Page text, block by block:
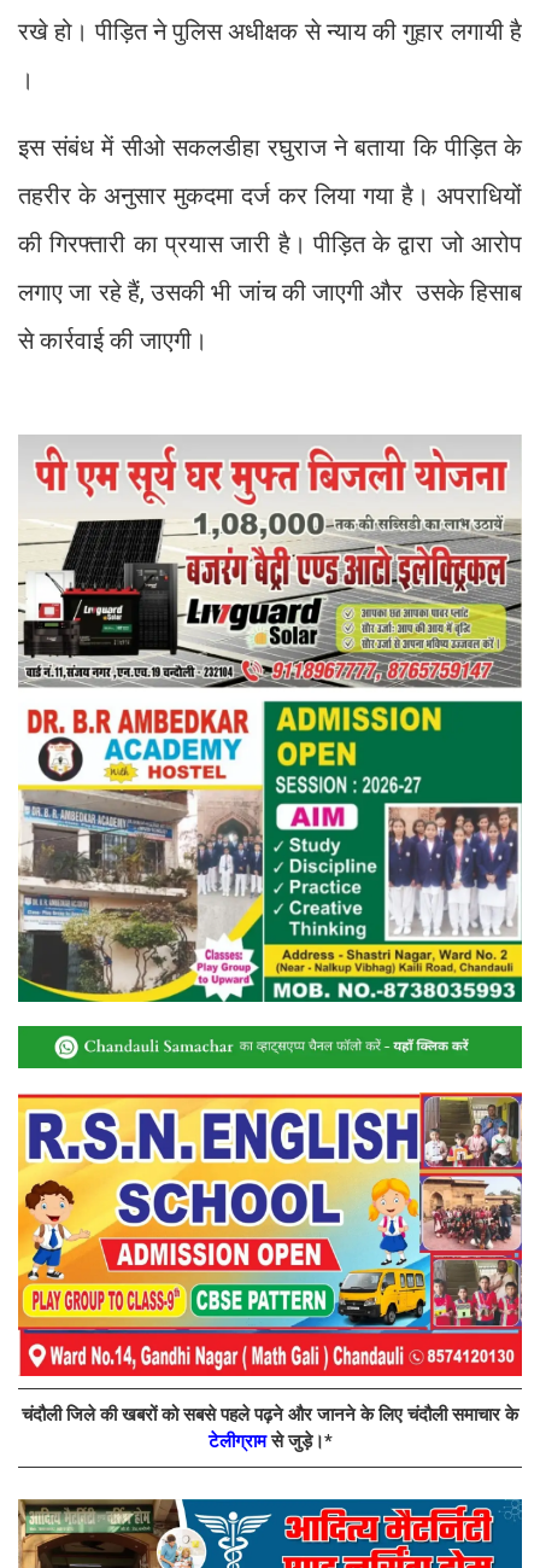
रखे हो। पीड़ित ने पुलिस अधीक्षक से न्याय की गुहार लगायी है
।
इस संबंध में सीओ सकलडीहा रघुराज ने बताया कि पीड़ित के
तहरीर के अनुसार मुकदमा दर्ज कर लिया गया है। अपराधियों
की गिरफ्तारी का प्रयास जारी है। पीड़ित के द्वारा जो आरोप
लगाए जा रहे हैं, उसकी भी जांच की जाएगी और उसके हिसाब
से कार्रवाई की जाएगी।
चंदौली जिले की खबरों को सबसे पहले पढ़ने और जानने के लिए चंदौली समाचार के
टेलीग्रामसे जुड़े।*